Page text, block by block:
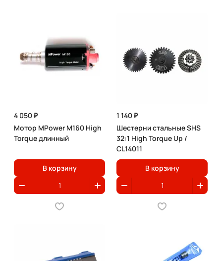
4 050 ₽
Мотор MPower M160 High
Torque длинный
В корзину
1 140 ₽
Шестерни стальные SHS
32:1 High Torque Up /
CL14011
В корзину